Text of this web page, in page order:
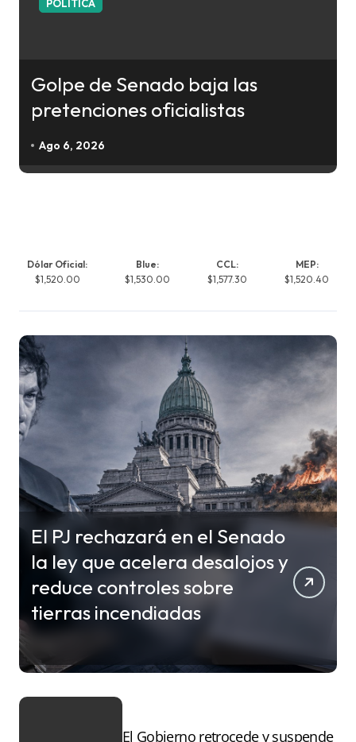
POLITICA
Golpe de Senado baja las
pretenciones oficialistas
Ago 6, 2026
Dólar Oficial:
$1,520.00
Blue:
$1,530.00
CCL:
$1,577.30
MEP:
$1,520.40
El PJ rechazará en el Senado
la ley que acelera desalojos y
reduce controles sobre
tierras incendiadas
El Gobierno retrocede y suspende